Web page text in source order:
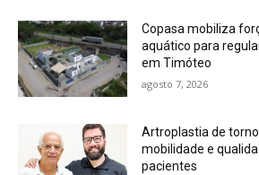
Copasa mobiliza
aquático para
em Timóteo
agosto 7, 2026
Artroplastia de
mobilidade e
pacientes